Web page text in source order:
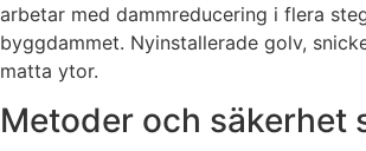
arbetar med dammreducering i flera
byggdammet. Nyinstallerade golv,
matta ytor.
Metoder och säkerhet